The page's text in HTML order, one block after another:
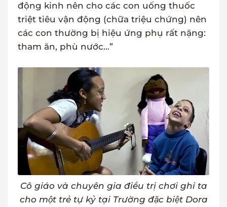
động kinh nên cho các con uống thuốc
triệt tiêu vận động (chữa triệu chứng) nên
các con thường bị hiệu ứng phụ rất nặng:
tham ăn, phù nước…”
Cô giáo và chuyên gia điều trị chơi ghi ta
cho một trẻ tự kỷ tại Trường đặc biệt Dora